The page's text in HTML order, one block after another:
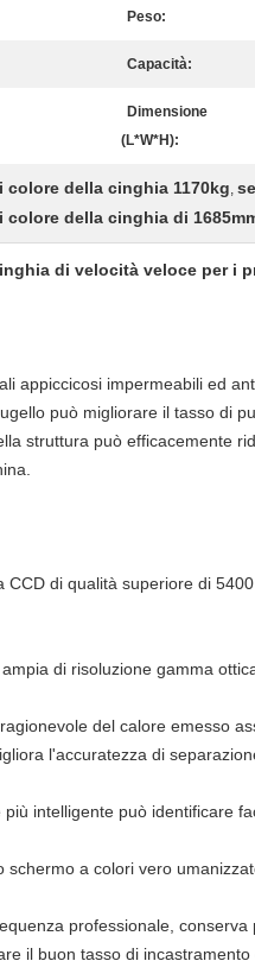
Peso:
Capacità:
Dimensione
(L*W*H):
colore della cinghia 1170kg,
colore della cinghia di
di velocità veloce per i
appiccicosi impermeabili ed
può migliorare il tasso di
struttura può efficacemente
CCD di qualità superiore di
di risoluzione gamma
del calore emesso
l'accuratezza di
più intelligente può identificare
schermo a colori vero
professionale,
il buon tasso di